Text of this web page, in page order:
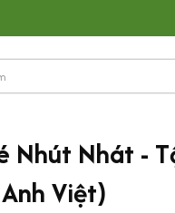
Nhút Nhát -
Việt)